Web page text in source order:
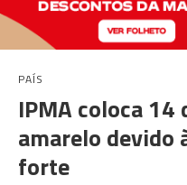
PAÍS
IPMA coloca
amarelo devido
forte